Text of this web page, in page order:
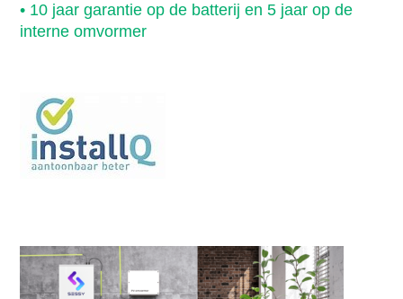
• 10 jaar garantie op de batterij en 5 jaar op de
interne omvormer